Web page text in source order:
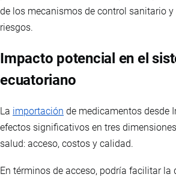
de los mecanismos de control sanitario
riesgos.
Impacto potencial en el
ecuatoriano
La importación de medicamentos desde
efectos significativos en tres
salud: acceso, costos y calidad.
En términos de acceso, podría facilitar